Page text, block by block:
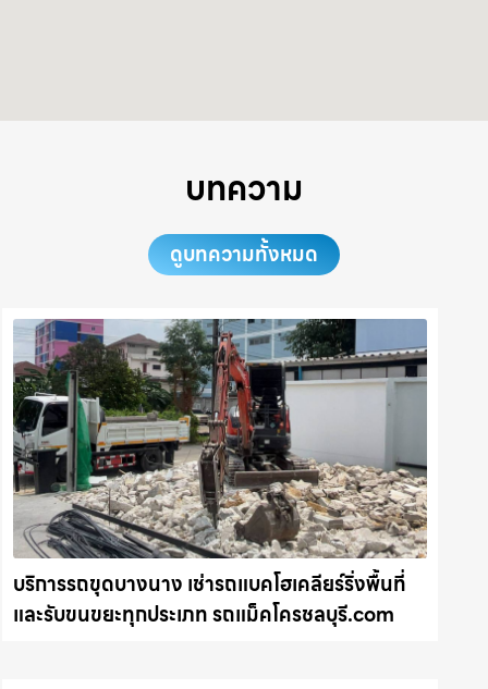
บทความ
ดูบทความทั้งหมด
บริการรถขุดบางนาง เช่ารถแบคโฮเคลียร์ริ่งพื้นที่
และรับขนขยะทุกประเภท รถแม็คโครชลบุรี.com